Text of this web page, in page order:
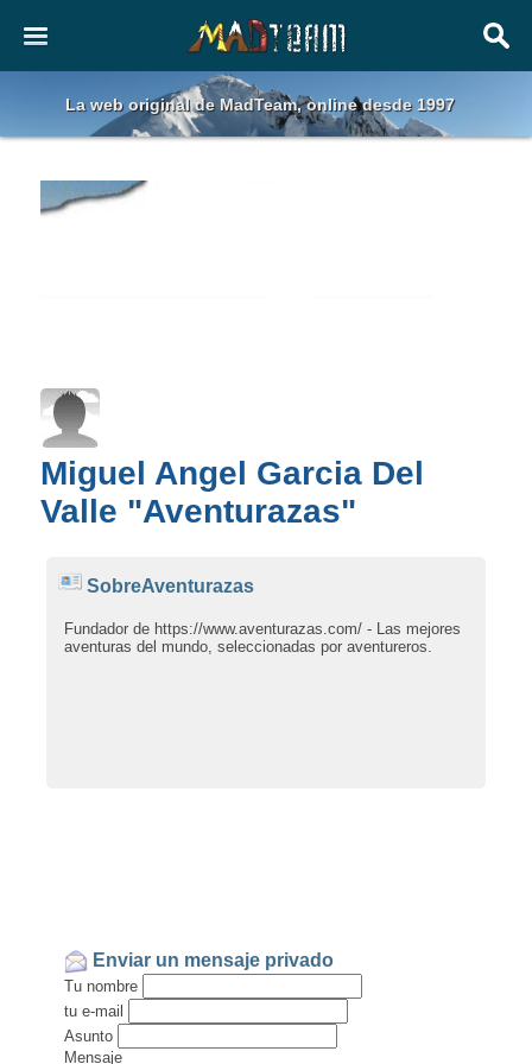
La web original de MadTeam, online desde 1997
Miguel Angel Garcia Del
Valle "Aventurazas"
SobreAventurazas
Fundador de https://www.aventurazas.com/ - Las mejores
aventuras del mundo, seleccionadas por aventureros.
Enviar un mensaje privado
Tu nombre
tu e-mail
Asunto
Mensaje